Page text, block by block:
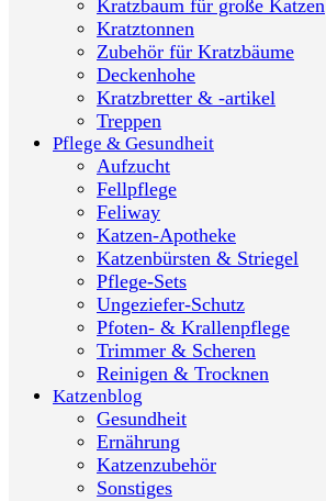
Kratzbaum für große Katzen
Kratztonnen
Zubehör für Kratzbäume
Deckenhohe
Kratzbretter & -artikel
Treppen
Pflege & Gesundheit
Aufzucht
Fellpflege
Feliway
Katzen-Apotheke
Katzenbürsten & Striegel
Pflege-Sets
Ungeziefer-Schutz
Pfoten- & Krallenpflege
Trimmer & Scheren
Reinigen & Trocknen
Katzenblog
Gesundheit
Ernährung
Katzenzubehör
Sonstiges